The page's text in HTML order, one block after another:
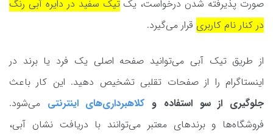
صورت پذیرفته شدن درخواست، یکتیک سفید در دایره آبی رنگ
در کنار نام کاربری قرار می‌گیرد.
از طریق تیک آبی می‌توانید صفحه اصلی یک فرد یا برند در
اینستاگرام را از صفحات تقلبی تشخیص دهید. این کار باعث
جلوگیری از سو استفاده و کلاهبرداری‌های اینترنتی می‌شود.
فروشگاه‌ها و برندهای معتبر می‌توانند با دریافت نشان آبی،